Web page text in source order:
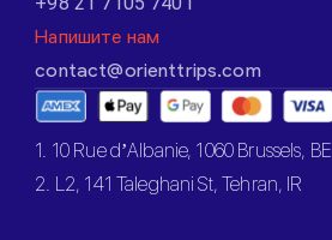
Напишите нам
contact@orienttrips.com
1. 10 Rue d’Albanie, 1060 Brussels, BE
2. L2, 141 Taleghani St, Tehran, IR